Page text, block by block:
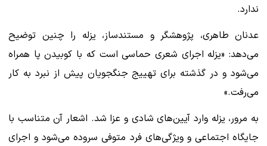
ندارد.
عدنان طاهری، پژوهشگر و مستندساز، یزله را چنین توضیح
می‌دهد: «یزله اجرای شعری حماسی است که با کوبیدن پا همراه
می‌شود و در گذشته برای تهییج جنگجویان پیش از نبرد به کار
می‌رفت.»
به مرور، یزله وارد آیین‌های شادی و عزا شد. اشعار آن متناسب با
جایگاه اجتماعی و ویژگی‌های فرد متوفی سروده می‌شود و اجرای